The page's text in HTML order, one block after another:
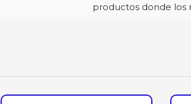
productos donde los